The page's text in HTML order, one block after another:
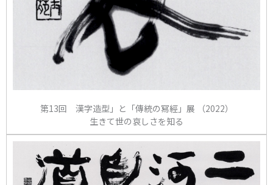
第13回 漢字造型」と「傳統の冩經」展 （2022）
生きて世の哀しさを知る